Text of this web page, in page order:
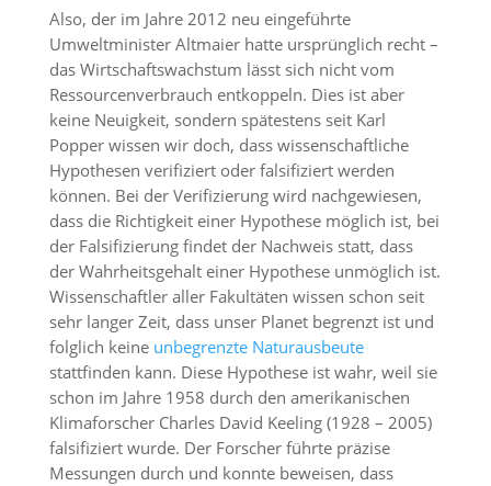
Also, der im Jahre 2012 neu eingeführte
Umweltminister Altmaier hatte ursprünglich recht –
das Wirtschaftswachstum lässt sich nicht vom
Ressourcenverbrauch entkoppeln. Dies ist aber
keine Neuigkeit, sondern spätestens seit Karl
Popper wissen wir doch, dass wissenschaftliche
Hypothesen verifiziert oder falsifiziert werden
können. Bei der Verifizierung wird nachgewiesen,
dass die Richtigkeit einer Hypothese möglich ist, bei
der Falsifizierung findet der Nachweis statt, dass
der Wahrheitsgehalt einer Hypothese unmöglich ist.
Wissenschaftler aller Fakultäten wissen schon seit
sehr langer Zeit, dass unser Planet begrenzt ist und
folglich keine unbegrenzte Naturausbeute
stattfinden kann. Diese Hypothese ist wahr, weil sie
schon im Jahre 1958 durch den amerikanischen
Klimaforscher Charles David Keeling (1928 – 2005)
falsifiziert wurde. Der Forscher führte präzise
Messungen durch und konnte beweisen, dass